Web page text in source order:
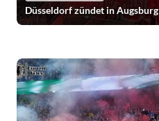
Düsseldorf zündet in Augsburg